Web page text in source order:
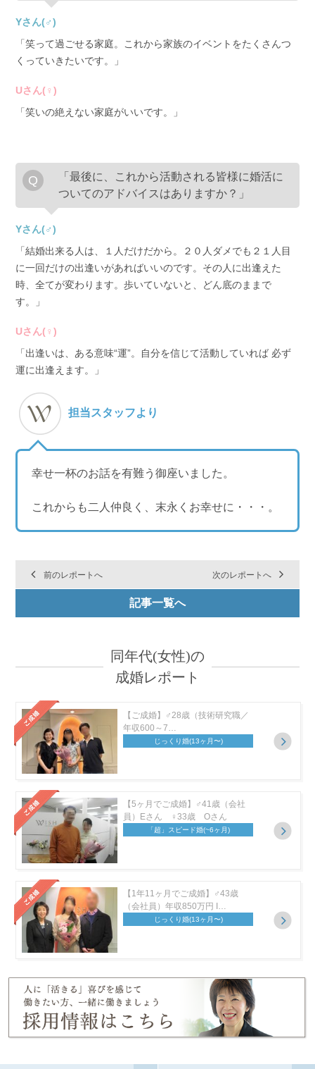
Yさん(♂)
「笑って過ごせる家庭。これから家族のイベントをたくさんつ
くっていきたいです。」
Uさん(♀)
「笑いの絶えない家庭がいいです。」
「最後に、これから活動される皆様に婚活に
ついてのアドバイスはありますか？」
Yさん(♂)
「結婚出来る人は、１人だけだから。２０人ダメでも２１人目
に一回だけの出逢いがあればいいのです。その人に出逢えた
時、全てが変わります。歩いていないと、どん底のままで
す。」
Uさん(♀)
「出逢いは、ある意味“運”。自分を信じて活動していれば 必ず
運に出逢えます。」
担当スタッフより
幸せ一杯のお話を有難う御座いました。
これからも二人仲良く、末永くお幸せに・・・。
前のレポートへ 次のレポートへ
記事一覧へ
同年代(女性)の
成婚レポート
【ご成婚】♂28歳（技術研究職／
年収600～7…
じっくり婚(13ヶ月〜)
【5ヶ月でご成婚】♂41歳（会社
員）Eさん ♀33歳 Oさん
「超」スピード婚(~6ヶ月)
【1年11ヶ月でご成婚】♂43歳
（会社員）年収850万円 I…
じっくり婚(13ヶ月〜)